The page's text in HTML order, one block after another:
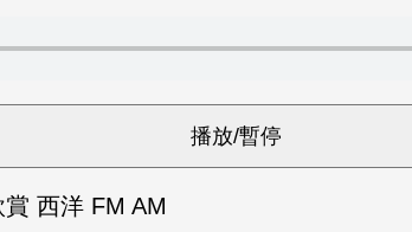
西洋 FM AM